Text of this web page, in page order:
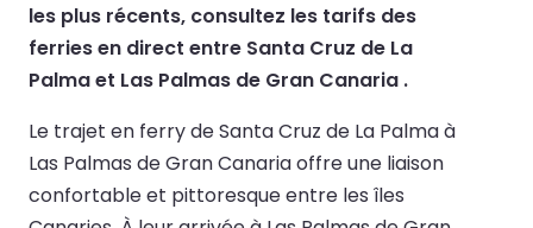
les plus récents, consultez les tarifs des
ferries en direct entre Santa Cruz de La
Palma et Las Palmas de Gran Canaria .
Le trajet en ferry de Santa Cruz de La Palma à
Las Palmas de Gran Canaria offre une liaison
confortable et pittoresque entre les îles